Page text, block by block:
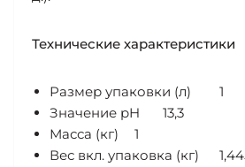
Технические характеристики
Размер упаковки (л)
1
Значение pH
13,3
Масса (кг)
1
Вес вкл. упаковка (кг)